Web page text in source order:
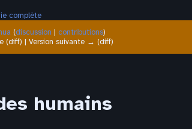
complète
(discussion | contributions)
(diff) | Version suivante → (diff)
humains